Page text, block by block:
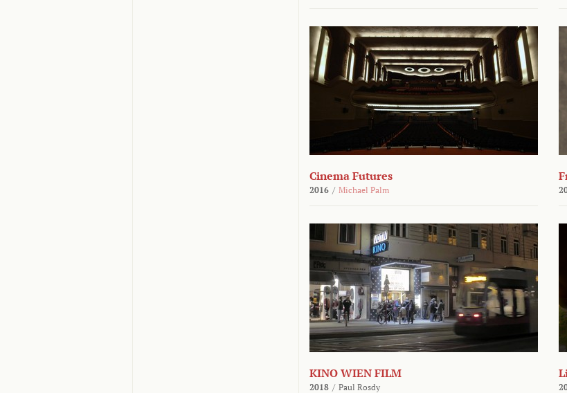
Cinema Futures
2016 / Michael Palm
KINO WIEN FILM
2018 / Paul Rosdy